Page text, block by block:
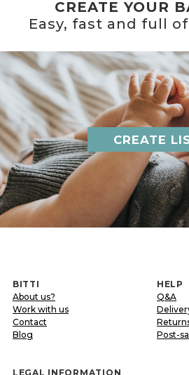
CREATE YOUR
Easy, fast and full
CREATE
BITTI
About us?
Work with us
Contact
Blog
HELP
Q&A
Post-
LEGAL INFORMATION